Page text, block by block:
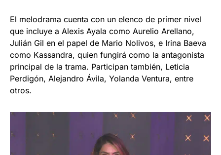
El melodrama cuenta con un elenco de primer nivel
que incluye a Alexis Ayala como Aurelio Arellano,
Julián Gil en el papel de Mario Nolivos, e Irina Baeva
como Kassandra, quien fungirá como la antagonista
principal de la trama. Participan también, Leticia
Perdigón, Alejandro Ávila, Yolanda Ventura, entre
otros.